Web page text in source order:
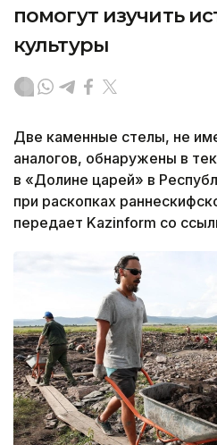
помогут изучить
культуры
Две каменные стелы, не
аналогов, обнаружены в
в «Долине царей» в
при раскопках
передает Kazinform со